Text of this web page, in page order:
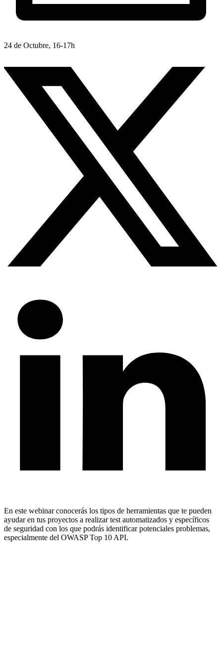
24 de Octubre, 16-17h
En este webinar conocerás los tipos de herramientas que te pueden
ayudar en tus proyectos a realizar test automatizados y específicos
de seguridad con los que podrás identificar potenciales problemas,
especialmente del OWASP Top 10 API.